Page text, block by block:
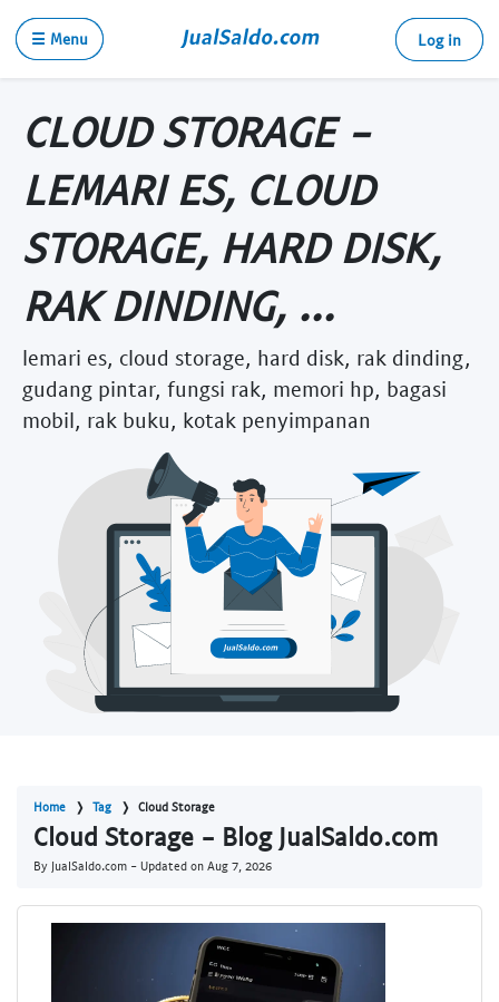
☰ Menu Log in
CLOUD STORAGE -
LEMARI ES, CLOUD
STORAGE, HARD DISK,
RAK DINDING, ...
lemari es, cloud storage, hard disk, rak dinding,
gudang pintar, fungsi rak, memori hp, bagasi
mobil, rak buku, kotak penyimpanan
Home Tag Cloud Storage
Cloud Storage - Blog JualSaldo.com
By JualSaldo.com - Updated on Aug 7, 2026